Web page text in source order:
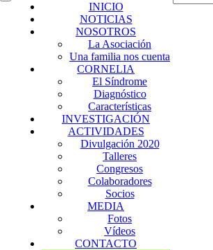
INICIO
NOTICIAS
NOSOTROS
La Asociación
Una familia nos cuenta
CORNELIA
El Síndrome
Diagnóstico
Características
INVESTIGACIÓN
ACTIVIDADES
Divulgación 2020
Talleres
Congresos
Colaboradores
Socios
MEDIA
Fotos
Vídeos
CONTACTO